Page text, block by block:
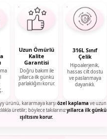
Uzun Ömürlü
Kalite
Garantisi
Doğru bakım ile
yıllarca ilk günkü
parlaklığını korur.
316L Sınıf
Çelik
Hipoalerjenik,
hassas cilt dostu
ve paslanmaya
dayanıklı.
ürünü, kararmaya karşıözel kaplama ve uzun
üretilir; böylece takılarınızyıllarca ilk günkü
ışıltısını korur.